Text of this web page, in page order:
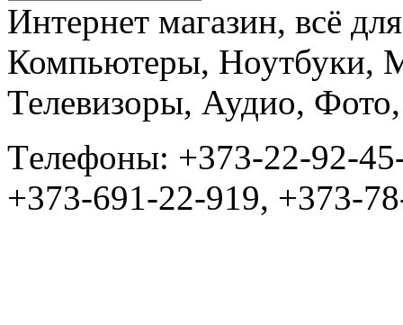
Интернет магазин, всё
Компьютеры, Ноутбуки,
Телевизоры, Аудио,
Tелефоны: +373-22-92-
+373-691-22-919, +373-